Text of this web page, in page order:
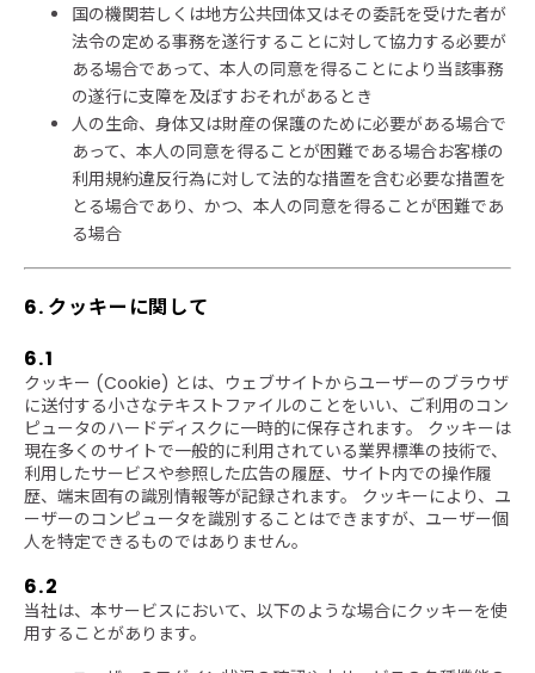
国の機関若しくは地方公共団体又はその委託を受けた者が
法令の定める事務を遂行することに対して協力する必要が
ある場合であって、本人の同意を得ることにより当該事務
の遂行に支障を及ぼすおそれがあるとき
人の生命、身体又は財産の保護のために必要がある場合で
あって、本人の同意を得ることが困難である場合お客様の
利用規約違反行為に対して法的な措置を含む必要な措置を
とる場合であり、かつ、本人の同意を得ることが困難であ
る場合
6. クッキーに関して
6.1
クッキー (Cookie) とは、ウェブサイトからユーザーのブラウザ
に送付する小さなテキストファイルのことをいい、ご利用のコン
ピュータのハードディスクに一時的に保存されます。 クッキーは
現在多くのサイトで一般的に利用されている業界標準の技術で、
利用したサービスや参照した広告の履歴、サイト内での操作履
歴、端末固有の識別情報等が記録されます。 クッキーにより、ユ
ーザーのコンピュータを識別することはできますが、ユーザー個
人を特定できるものではありません。
6.2
当社は、本サービスにおいて、以下のような場合にクッキーを使
用することがあります。